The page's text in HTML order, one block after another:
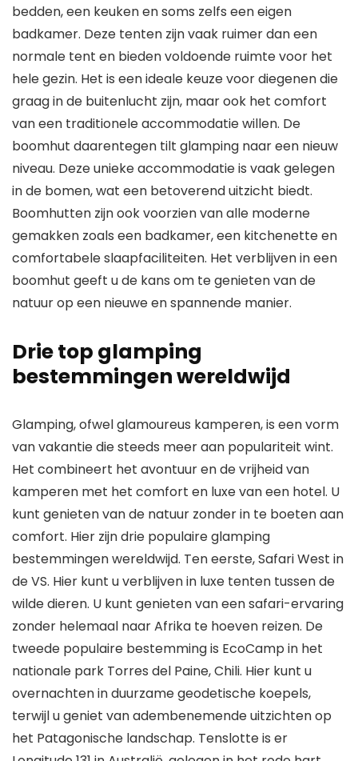
bedden, een keuken en soms zelfs een eigen
badkamer. Deze tenten zijn vaak ruimer dan een
normale tent en bieden voldoende ruimte voor het
hele gezin. Het is een ideale keuze voor diegenen die
graag in de buitenlucht zijn, maar ook het comfort
van een traditionele accommodatie willen. De
boomhut daarentegen tilt glamping naar een nieuw
niveau. Deze unieke accommodatie is vaak gelegen
in de bomen, wat een betoverend uitzicht biedt.
Boomhutten zijn ook voorzien van alle moderne
gemakken zoals een badkamer, een kitchenette en
comfortabele slaapfaciliteiten. Het verblijven in een
boomhut geeft u de kans om te genieten van de
natuur op een nieuwe en spannende manier.
Drie top glamping
bestemmingen wereldwijd
Glamping, ofwel glamoureus kamperen, is een vorm
van vakantie die steeds meer aan populariteit wint.
Het combineert het avontuur en de vrijheid van
kamperen met het comfort en luxe van een hotel. U
kunt genieten van de natuur zonder in te boeten aan
comfort. Hier zijn drie populaire glamping
bestemmingen wereldwijd. Ten eerste, Safari West in
de VS. Hier kunt u verblijven in luxe tenten tussen de
wilde dieren. U kunt genieten van een safari-ervaring
zonder helemaal naar Afrika te hoeven reizen. De
tweede populaire bestemming is EcoCamp in het
nationale park Torres del Paine, Chili. Hier kunt u
overnachten in duurzame geodetische koepels,
terwijl u geniet van adembenemende uitzichten op
het Patagonische landschap. Tenslotte is er